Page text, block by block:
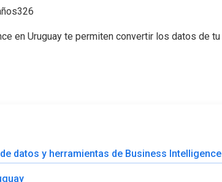
326
datos y herramientas de Business Intelligence